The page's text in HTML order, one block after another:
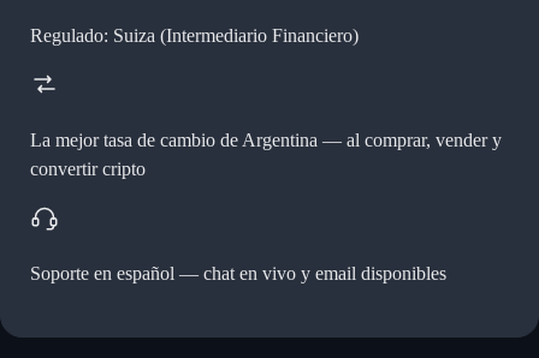
Regulado: Suiza (Intermediario Financiero)
La mejor tasa de cambio de Argentina — al comprar, vender y
convertir cripto
Soporte en español — chat en vivo y email disponibles